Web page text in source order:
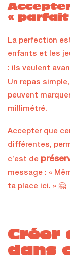
« parfait
La perfection
enfants et les
: ils veulent
Un repas
peuvent
millimétré.
Accepter que
différentes,
c’est de
message : «
ta place ici. » 🤗
Créer
dans